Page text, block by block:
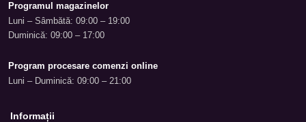
Programul magazinelor
Luni – Sâmbătă: 09:00 – 19:00
Duminică: 09:00 – 17:00
Program procesare comenzi online
Luni – Duminică: 09:00 – 21:00
Informații